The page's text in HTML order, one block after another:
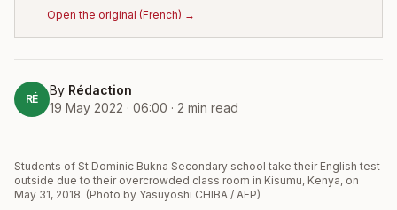
Open the original (French) →
RÉ
By Rédaction
19 May 2022 · 06:00 · 2 min read
Students of St Dominic Bukna Secondary school take their English test
outside due to their overcrowded class room in Kisumu, Kenya, on
May 31, 2018. (Photo by Yasuyoshi CHIBA / AFP)